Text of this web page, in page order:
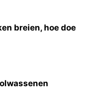
breien, hoe doe